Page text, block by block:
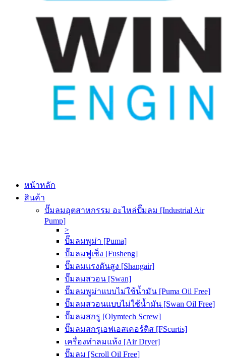
หน้าหลัก
สินค้า
ปั๊มลมอุตสาหกรรม อะไหล่ปั๊มลม [Industrial Air
Pump]
>
ปั๊มลมพูม่า [Puma]
ปั๊มลมฟูเช็ง [Fusheng]
ปั๊มลมแรงดันสูง [Shangair]
ปั๊มลมสวอน [Swan]
ปั๊มลมพูม่าแบบไม่ใช้น้ำมัน [Puma Oil Free]
ปั๊มลมสวอนแบบไม่ใช้น้ำมัน [Swan Oil Free]
ปั๊มลมสกรู [Olymtech Screw]
ปั๊มลมสกรูเอฟเอสเคอร์ติส [FScurtis]
เครื่องทำลมแห้ง [Air Dryer]
ปั๊มลม [Scroll Oil Free]